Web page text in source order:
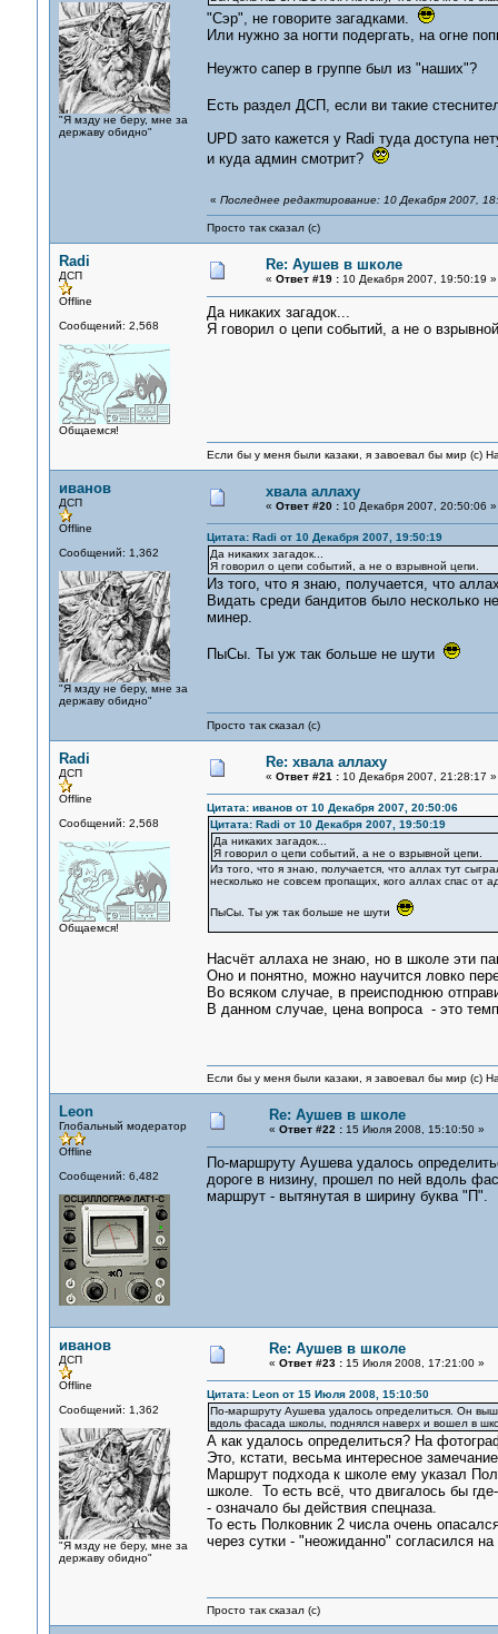
"Я мзду не беру, мне за
державу обидно"
"Сэр", не говорите загадками.
Или нужно за ногти подергать, на огне
Неужто сапер в группе был из "наших"?
Есть раздел ДСП, если ви такие
UPD зато кажется у Radi туда доступа
и куда админ смотрит?
« Последнее редактирование: 10 Декабря 2007,
Просто так сказал (с)
Radi
ДСП
Offline
Сообщений: 2,568
Общаемся!
Re: Аушев в школе
« Ответ #19 :10 Декабря 2007, 19:50:19 »
Да никаких загадок...
Я говорил о цепи событий, а не о
Если бы у меня были казаки, я завоевал бы мир (с)
иванов
ДСП
Offline
Сообщений: 1,362
"Я мзду не беру, мне за
державу обидно"
хвала аллаху
« Ответ #20 :10 Декабря 2007, 20:50:06 »
Цитата: Radi от 10 Декабря 2007, 19:50:19
Да никаких загадок...
Я говорил о цепи событий, а не о взрывной цепи.
Из того, что я знаю, получается, что
Видать среди бандитов было несколько
минер.
ПыСы. Ты уж так больше не шути
Просто так сказал (с)
Radi
ДСП
Offline
Сообщений: 2,568
Общаемся!
Re: хвала аллаху
« Ответ #21 :10 Декабря 2007, 21:28:17 »
Цитата: иванов от 10 Декабря 2007, 20:50:06
Цитата: Radi от 10 Декабря 2007, 19:50:19
Да никаких загадок...
Я говорил о цепи событий, а не о взрывной цепи.
Из того, что я знаю, получается, что аллах тут
несколько не совсем пропащих, кого аллах спас от
ПыСы. Ты уж так больше не шути
Насчёт аллаха не знаю, но в школе эти
Оно и понятно, можно научится ловко
Во всяком случае, в преисподнюю
В данном случае, цена вопроса - это
Если бы у меня были казаки, я завоевал бы мир (с)
Leon
Глобальный модератор
Offline
Сообщений: 6,482
Re: Аушев в школе
« Ответ #22 :15 Июля 2008, 15:10:50 »
По-маршруту Аушева удалось
дороге в низину, прошел по ней вдоль
маршрут - вытянутая в ширину буква "П".
иванов
ДСП
Offline
Сообщений: 1,362
"Я мзду не беру, мне за
державу обидно"
Re: Аушев в школе
« Ответ #23 :15 Июля 2008, 17:21:00 »
Цитата: Leon от 15 Июля 2008, 15:10:50
По-маршруту Аушева удалось определиться. Он
вдоль фасада школы, поднялся наверх и вошел в
А как удалось определиться? На
Это, кстати, весьма интересное
Маршрут подхода к школе ему указал
школе. То есть всё, что двигалось бы
- означало бы действия спецназа.
То есть Полковник 2 числа очень
через сутки - "неожиданно" согласился
Просто так сказал (с)